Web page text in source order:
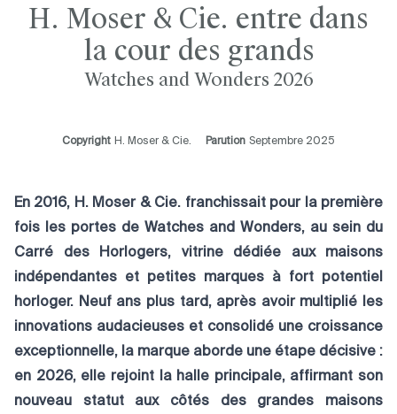
H. Moser & Cie. entre dans
la cour des grands
Watches and Wonders 2026
Copyright H. Moser & Cie. Parution Septembre 2025
En 2016, H. Moser & Cie. franchissait pour la première
fois les portes de Watches and Wonders, au sein du
Carré des Horlogers, vitrine dédiée aux maisons
indépendantes et petites marques à fort potentiel
horloger. Neuf ans plus tard, après avoir multiplié les
innovations audacieuses et consolidé une croissance
exceptionnelle, la marque aborde une étape décisive :
en 2026, elle rejoint la halle principale, affirmant son
nouveau statut aux côtés des grandes maisons